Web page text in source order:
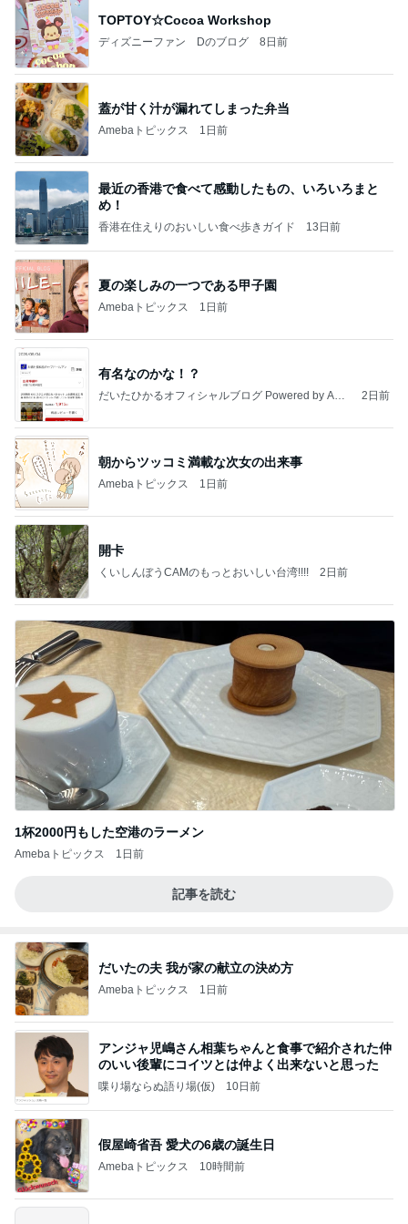
TOPTOY☆Cocoa Workshop
ディズニーファン Dのブログ 8日前
蓋が甘く汁が漏れてしまった弁当
Amebaトピックス 1日前
最近の香港で食べて感動したもの、いろいろまと
め！
香港在住えりのおいしい食べ歩きガイド 13日前
夏の楽しみの一つである甲子園
Amebaトピックス 1日前
有名なのかな！？
だいたひかるオフィシャルブログ Powered by Ame
2日前
朝からツッコミ満載な次女の出来事
Amebaトピックス 1日前
開卡
くいしんぼうCAMのもっとおいしい台湾!!!! 2日前
1杯2000円もした空港のラーメン
Amebaトピックス 1日前
記事を読む
だいたの夫 我が家の献立の決め方
Amebaトピックス 1日前
アンジャ児嶋さん相葉ちゃんと食事で紹介された仲
のいい後輩にコイツとは仲よく出来ないと思った
喋り場ならぬ語り場(仮) 10日前
假屋崎省吾 愛犬の6歳の誕生日
Amebaトピックス 10時間前